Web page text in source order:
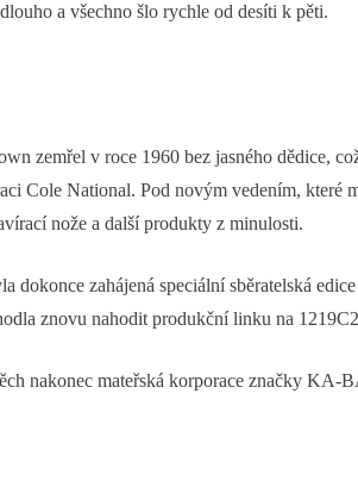
a všechno šlo rychle od desíti k pěti.
zemřel v roce 1960 bez jasného dědice,
Cole National. Pod novým vedením, které
nože a další produkty z minulosti.
dokonce zahájená speciální sběratelská
znovu nahodit produkční linku na
nakonec mateřská korporace značky KA-